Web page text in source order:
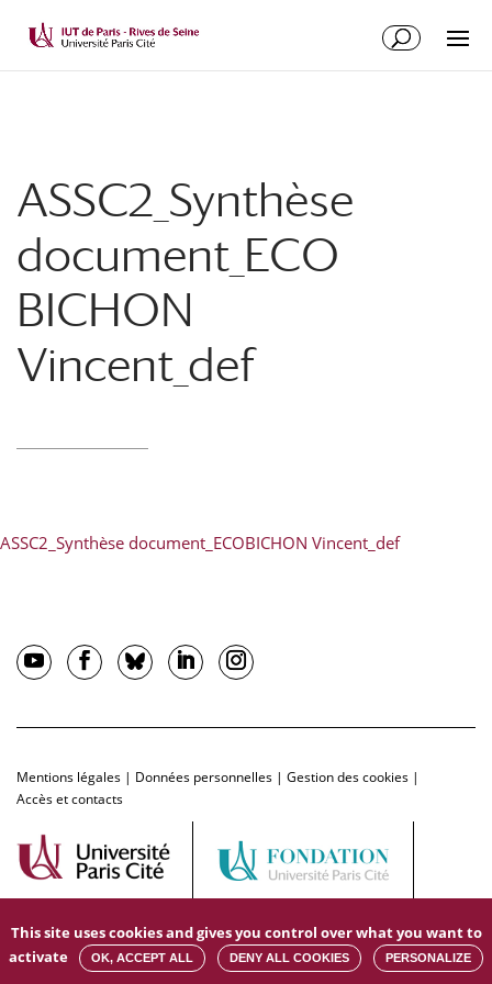
ASSC2_Synthèse
document_ECO
BICHON
Vincent_def
ASSC2_Synthèse document_ECOBICHON Vincent_def
Mentions légales | Données personnelles | Gestion des cookies |
Accès et contacts
This site uses cookies and gives you control over what you want to
activate
OK, ACCEPT ALL DENY ALL COOKIES PERSONALIZE